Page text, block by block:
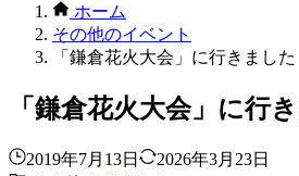
ホーム
その他のイベント
「鎌倉花火大会」に行きました
「鎌倉花火大会」に行
2019年7月13日
2026年3月23日